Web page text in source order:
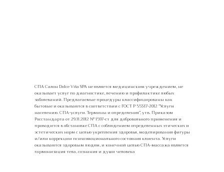
СПА Салон Dolce Vita SPA не является медицинским учреждением, не
оказывает услуг по диагностике, лечению и профилактике любых
заболеваний. Предлагаемые процедуры классифицированы как
бытовые и оказываются в соответствии с ГОСТ Р 55317-2012 "Услуги
населению. СПА-услуги. Термины и определения", утв. Приказом
Росстандарта от 29.11.2012 № 1597-ст для добровольного применения и
проводится в обстановке СПА с соблюдением определенных этических и
эстетических норм с целью укрепления здоровья, моделирования фигуры
и/или коррекции психоэмоционального состояния клиента. Услуги
оказываются здоровым людям, и конечной целью СПА-массажа является
гармонизация тела, сознания и души человека